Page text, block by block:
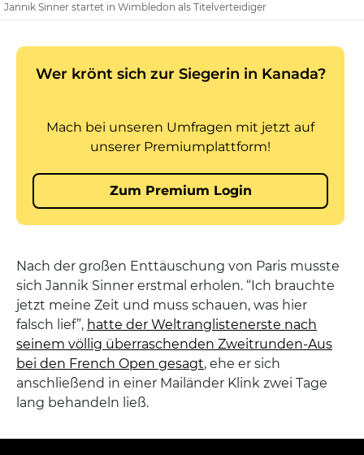
Jannik Sinner startet in Wimbledon als Titelverteidiger
Nach der großen Enttäuschung von Paris musste
sich Jannik Sinner erstmal erholen. “Ich brauchte
jetzt meine Zeit und muss schauen, was hier
falsch lief”, hatte der Weltranglistenerste nach
seinem völlig überraschenden Zweitrunden-Aus
bei den French Open gesagt, ehe er sich
anschließend in einer Mailänder Klink zwei Tage
lang behandeln ließ.